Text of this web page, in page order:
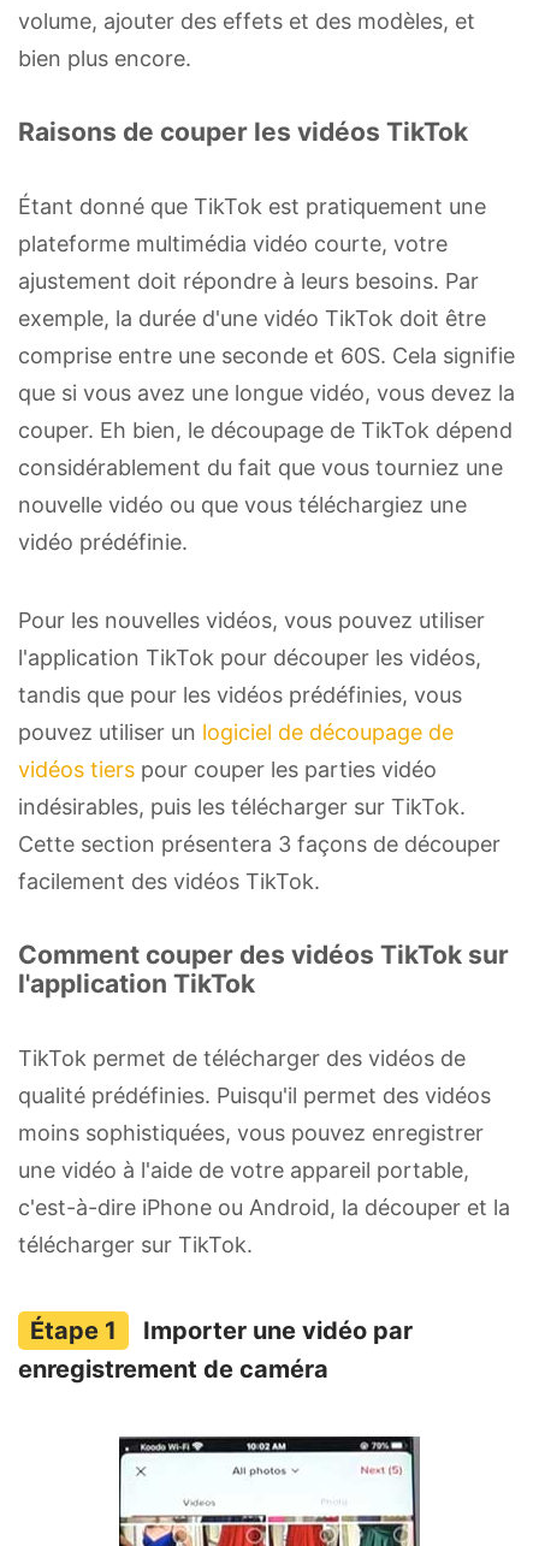
volume, ajouter des effets et des modèles, et
bien plus encore.
Raisons de couper les vidéos TikTok
Étant donné que TikTok est pratiquement une
plateforme multimédia vidéo courte, votre
ajustement doit répondre à leurs besoins. Par
exemple, la durée d'une vidéo TikTok doit être
comprise entre une seconde et 60S. Cela signifie
que si vous avez une longue vidéo, vous devez la
couper. Eh bien, le découpage de TikTok dépend
considérablement du fait que vous tourniez une
nouvelle vidéo ou que vous téléchargiez une
vidéo prédéfinie.
Pour les nouvelles vidéos, vous pouvez utiliser
l'application TikTok pour découper les vidéos,
tandis que pour les vidéos prédéfinies, vous
pouvez utiliser un logiciel de découpage de
vidéos tiers pour couper les parties vidéo
indésirables, puis les télécharger sur TikTok.
Cette section présentera 3 façons de découper
facilement des vidéos TikTok.
Comment couper des vidéos TikTok sur
l'application TikTok
TikTok permet de télécharger des vidéos de
qualité prédéfinies. Puisqu'il permet des vidéos
moins sophistiquées, vous pouvez enregistrer
une vidéo à l'aide de votre appareil portable,
c'est-à-dire iPhone ou Android, la découper et la
télécharger sur TikTok.
Importer une vidéo par
enregistrement de caméra